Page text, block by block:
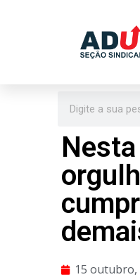
15 outubro,